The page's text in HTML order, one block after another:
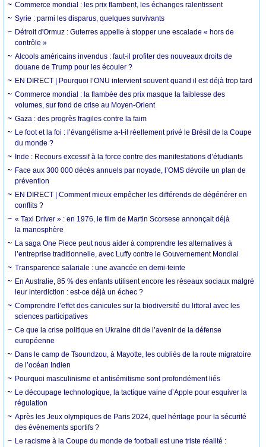
Commerce mondial : les prix flambent, les échanges ralentissent
Syrie : parmi les disparus, quelques survivants
Détroit d'Ormuz : Guterres appelle à stopper une escalade « hors de
contrôle »
Alcools américains invendus : faut-il profiter des nouveaux droits de
douane de Trump pour les écouler ?
EN DIRECT | Pourquoi l’ONU intervient souvent quand il est déjà trop tard
Commerce mondial : la flambée des prix masque la faiblesse des
volumes, sur fond de crise au Moyen-Orient
Gaza : des progrès fragiles contre la faim
Le foot et la foi : l’évangélisme a-t-il réellement privé le Brésil de la Coupe
du monde ?
Inde : Recours excessif à la force contre des manifestations d’étudiants
Face aux 300 000 décès annuels par noyade, l’OMS dévoile un plan de
prévention
EN DIRECT | Comment mieux empêcher les différends de dégénérer en
conflits ?
« Taxi Driver » : en 1976, le film de Martin Scorsese annonçait déjà
la manosphère
La saga One Piece peut nous aider à comprendre les alternatives à
l’entreprise traditionnelle, avec Luffy contre le Gouvernement Mondial
Transparence salariale : une avancée en demi-teinte
En Australie, 85 % des enfants utilisent encore les réseaux sociaux malgré
leur interdiction : est-ce déjà un échec ?
Comprendre l’effet des canicules sur la biodiversité du littoral avec les
sciences participatives
Ce que la crise politique en Ukraine dit de l’avenir de la défense
européenne
Dans le camp de Tsoundzou, à Mayotte, les oubliés de la route migratoire
de l’océan Indien
Pourquoi masculinisme et antisémitisme sont profondément liés
Le découpage technologique, la tactique vaine d’Apple pour esquiver la
régulation
Après les Jeux olympiques de Paris 2024, quel héritage pour la sécurité
des évènements sportifs ?
Le racisme à la Coupe du monde de football est une triste réalité :